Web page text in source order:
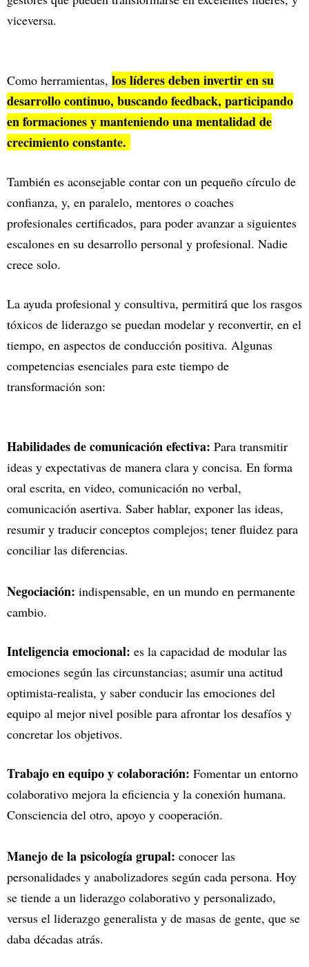
viceversa.
Como herramientas, los líderes deben invertir en su
desarrollo continuo, buscando feedback, participando
en formaciones y manteniendo una mentalidad de
crecimiento constante.
También es aconsejable contar con un pequeño círculo de
confianza, y, en paralelo, mentores o coaches
profesionales certificados, para poder avanzar a siguientes
escalones en su desarrollo personal y profesional. Nadie
crece solo.
La ayuda profesional y consultiva, permitirá que los rasgos
tóxicos de liderazgo se puedan modelar y reconvertir, en el
tiempo, en aspectos de conducción positiva. Algunas
competencias esenciales para este tiempo de
transformación son:
Habilidades de comunicación efectiva: Para transmitir
ideas y expectativas de manera clara y concisa. En forma
oral escrita, en video, comunicación no verbal,
comunicación asertiva. Saber hablar, exponer las ideas,
resumir y traducir conceptos complejos; tener fluidez para
conciliar las diferencias.
Negociación: indispensable, en un mundo en permanente
cambio.
Inteligencia emocional: es la capacidad de modular las
emociones según las circunstancias; asumir una actitud
optimista-realista, y saber conducir las emociones del
equipo al mejor nivel posible para afrontar los desafíos y
concretar los objetivos.
Trabajo en equipo y colaboración: Fomentar un entorno
colaborativo mejora la eficiencia y la conexión humana.
Consciencia del otro, apoyo y cooperación.
Manejo de la psicología grupal: conocer las
personalidades y anabolizadores según cada persona. Hoy
se tiende a un liderazgo colaborativo y personalizado,
versus el liderazgo generalista y de masas de gente, que se
daba décadas atrás.